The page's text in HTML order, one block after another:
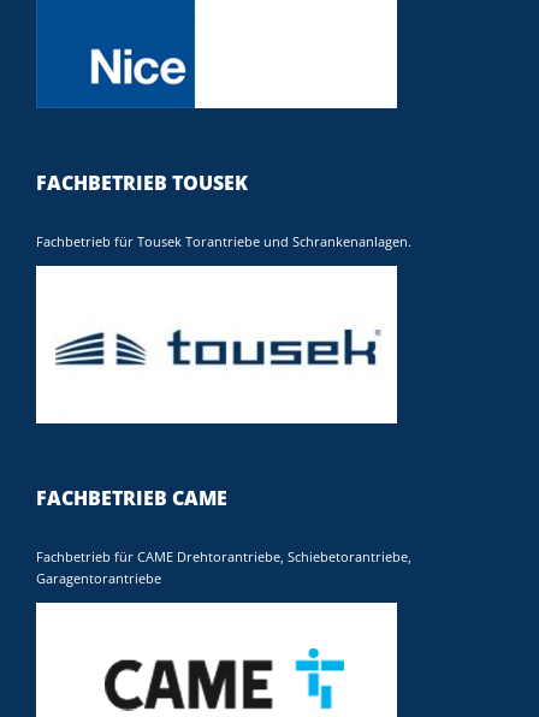
FACHBETRIEB TOUSEK
Fachbetrieb für Tousek Torantriebe und Schrankenanlagen.
FACHBETRIEB CAME
Fachbetrieb für CAME Drehtorantriebe, Schiebetorantriebe,
Garagentorantriebe